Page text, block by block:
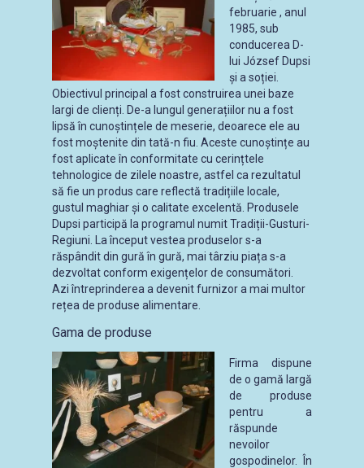
februarie , anul
1985, sub
conducerea D-
lui József Dupsi
și a soției.
Obiectivul principal a fost construirea unei baze
largi de clienți. De-a lungul generațiilor nu a fost
lipsă în cunoștințele de meserie, deoarece ele au
fost moștenite din tată-n fiu. Aceste cunoștințe au
fost aplicate în conformitate cu cerințtele
tehnologice de zilele noastre, astfel ca rezultatul
să fie un produs care reflectă tradițiile locale,
gustul maghiar și o calitate excelentă. Produsele
Dupsi participă la programul numit Tradiții-Gusturi-
Regiuni. La început vestea produselor s-a
răspândit din gură în gură, mai târziu piața s-a
dezvoltat conform exigențelor de consumători.
Azi întreprinderea a devenit furnizor a mai multor
rețea de produse alimentare.
Gama de produse
Firma dispune
de o gamă largă
de produse
pentru a
răspunde
nevoilor
gospodinelor. În